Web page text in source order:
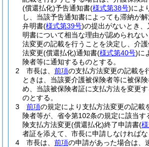
(償還払化)予告通知書(様式第38号)によ
し、当該予告通知書によっても滞納が解
弁明書(様式第39号)の提出がないとき
明書について相当な理由が認められな
法変更の記載を行うことを決定し、介
法変更(償還払化)通知書(様式第40号)に
険者等に通知するものとする。
2
市長は、 前項の支払方法変更の記載を
ときは、当該要介護被保険者等に被保
め、当該被保険者証に支払方法を変更
のとする。
3
前項の規定により支払方法変更の記載
険者等が、省令第102条の規定に該当す
険支払方法変更(償還払化)終了申請書(
者証を添えて、市長に申請しなければな
4
市長は、 前項の申請があった場合は、